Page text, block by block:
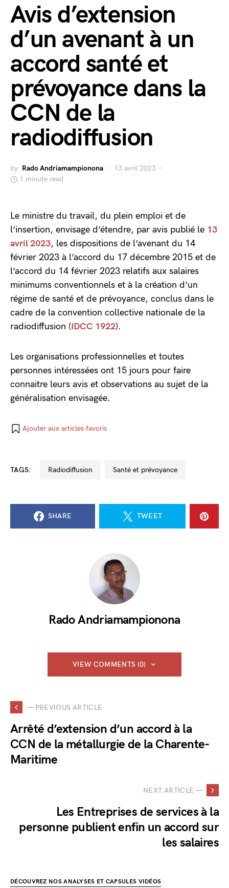
Avis d’extension
d’un avenant à un
accord santé et
prévoyance dans la
CCN de la
radiodiffusion
by Rado Andriamampionona
13 avril 2023
1 minute read
Le ministre du travail, du plein emploi et de
l’insertion, envisage d’étendre, par avis publié le 13
avril 2023, les dispositions de l’avenant du 14
février 2023 à l’accord du 17 décembre 2015 et de
l’accord du 14 février 2023 relatifs aux salaires
minimums conventionnels et à la création d’un
régime de santé et de prévoyance, conclus dans le
cadre de la convention collective nationale de la
radiodiffusion (IDCC 1922).
Les organisations professionnelles et toutes
personnes intéressées ont 15 jours pour faire
connaitre leurs avis et observations au sujet de la
généralisation envisagée.
Ajouter aux articles favoris
TAGS: radiodiffusion santé et prévoyance
SHARE TWEET
Rado Andriamampionona
VIEW COMMENTS (0)
— PREVIOUS ARTICLE
Arrêté d’extension d’un accord à la
CCN de la métallurgie de la Charente-
Maritime
NEXT ARTICLE —
Les Entreprises de services à la
personne publient enfin un accord sur
les salaires
DÉCOUVREZ NOS ANALYSES ET CAPSULES VIDÉOS